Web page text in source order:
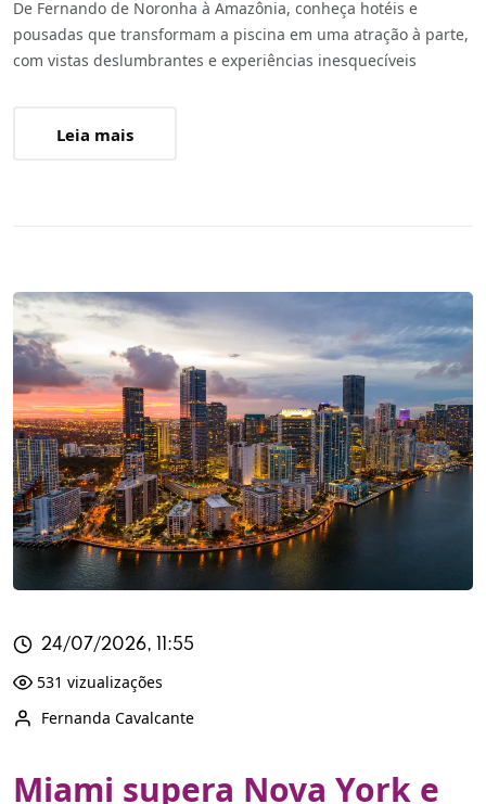
De Fernando de Noronha à Amazônia, conheça hotéis e
pousadas que transformam a piscina em uma atração à parte,
com vistas deslumbrantes e experiências inesquecíveis
Leia mais
24/07/2026, 11:55
531 vizualizações
Fernanda Cavalcante
Miami supera Nova York e